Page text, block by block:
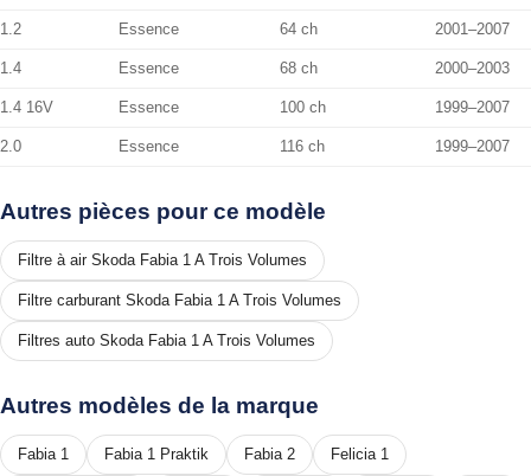
1.2 Essence 64 ch 2001–2007
1.4 Essence 68 ch 2000–2003
1.4 16V Essence 100 ch 1999–2007
2.0 Essence 116 ch 1999–2007
Autres pièces pour ce modèle
Filtre à air Skoda Fabia 1 A Trois Volumes
Filtre carburant Skoda Fabia 1 A Trois Volumes
Filtres auto Skoda Fabia 1 A Trois Volumes
Autres modèles de la marque
Fabia 1 Fabia 1 Praktik Fabia 2 Felicia 1